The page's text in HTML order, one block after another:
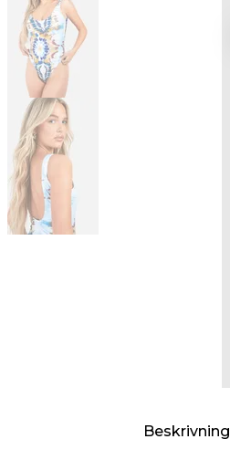
Beskrivning